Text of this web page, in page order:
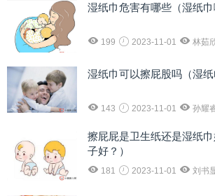
湿纸巾危害有哪些（湿纸巾
199 2023-11-01 林茹
湿纸巾可以擦屁股吗（湿纸
143 2023-11-01 孙耀
擦屁屁是卫生纸还是湿纸
子好？）
181 2023-11-01 刘书